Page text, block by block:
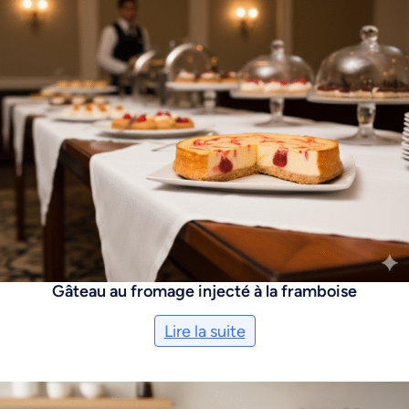
Gâteau au fromage injecté à la framboise
Lire la suite